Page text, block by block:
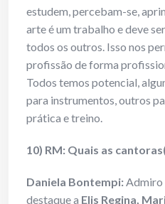
estudem, percebam-se,
arte é um trabalho e deve
todos os outros. Isso nos
profissão de forma
Todos temos potencial,
para instrumentos, outros
prática e treino.
10) RM: Quais as
Daniela Bontempi:Admiro
destaque a Elis Regina,